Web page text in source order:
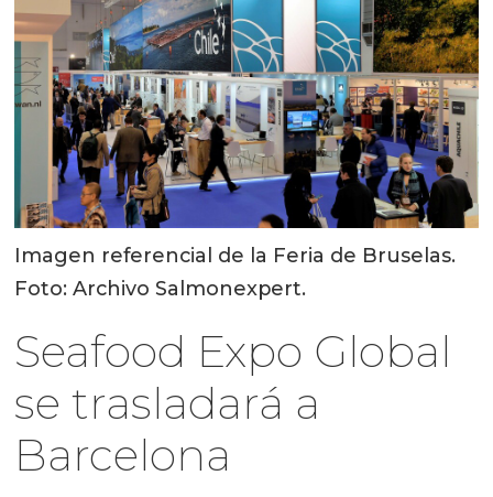
Imagen referencial de la Feria de Bruselas.
Foto: Archivo Salmonexpert.
Seafood Expo Global
se trasladará a
Barcelona